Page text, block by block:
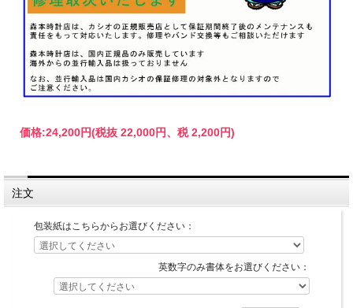
価格:24,200円(税抜 22,000円、税 2,200円)
注文
包装紙はこちらからお選びください：
英数字のみ書体をお選びください：